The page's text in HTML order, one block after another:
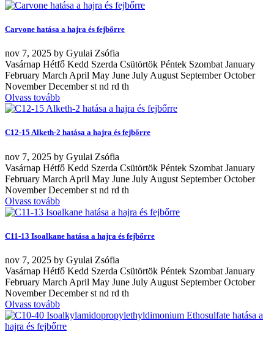
Carvone hatása a hajra és fejbőrre
nov 7, 2025 by Gyulai Zsófia
Vasárnap Hétfő Kedd Szerda Csütörtök Péntek Szombat January
February March April May June July August September October
November December st nd rd th
Olvass tovább
C12-15 Alketh-2 hatása a hajra és fejbőrre
nov 7, 2025 by Gyulai Zsófia
Vasárnap Hétfő Kedd Szerda Csütörtök Péntek Szombat January
February March April May June July August September October
November December st nd rd th
Olvass tovább
C11-13 Isoalkane hatása a hajra és fejbőrre
nov 7, 2025 by Gyulai Zsófia
Vasárnap Hétfő Kedd Szerda Csütörtök Péntek Szombat January
February March April May June July August September October
November December st nd rd th
Olvass tovább